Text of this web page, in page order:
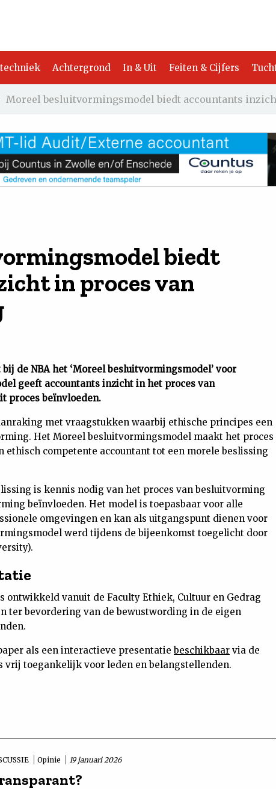
Achtergrond In & Uit Feiten & Cijfers
Moreel besluitvormingsmodel biedt accountants
biedt
in proces van
de NBA het ‘Moreel besluitvormingsmodel’ voor
geeft accountants inzicht in het proces van
proces beïnvloeden.
met vraagstukken waarbij ethische principes een
Het Moreel besluitvormingsmodel maakt het proces
competente accountant tot een morele beslissing
is kennis nodig van het proces van besluitvorming
beïnvloeden. Het model is toepasbaar voor alle
omgevingen en kan als uitgangspunt dienen voor
werd tijdens de bijeenkomst toegelicht door
vanuit de Faculty Ethiek, Cultuur en Gedrag
ter bevordering van de bewustwording in de eigen
als een interactieve presentatiebeschikbaar via de
vrij toegankelijk voor leden en belangstellenden.
Opinie 19 januari 2026